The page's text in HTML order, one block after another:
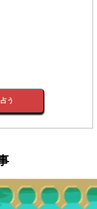
う